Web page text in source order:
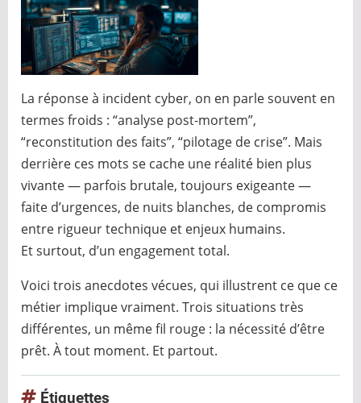
Nx
La réponse à incident cyber, on en parle souvent en
termes froids : “analyse post-mortem”,
“reconstitution des faits”, “pilotage de crise”. Mais
derrière ces mots se cache une réalité bien plus
vivante — parfois brutale, toujours exigeante —
faite d’urgences, de nuits blanches, de compromis
entre rigueur technique et enjeux humains.
Et surtout, d’un engagement total.
Voici trois anecdotes vécues, qui illustrent ce que ce
métier implique vraiment. Trois situations très
différentes, un même fil rouge : la nécessité d’être
prêt. À tout moment. Et partout.
Étiquettes